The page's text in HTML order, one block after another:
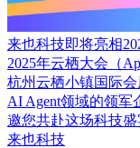
来也科技即将亮相
2025年云栖大会（
杭州云栖小镇国际
AI Agent领域的领军
邀您共赴这场科技盛
来也科技